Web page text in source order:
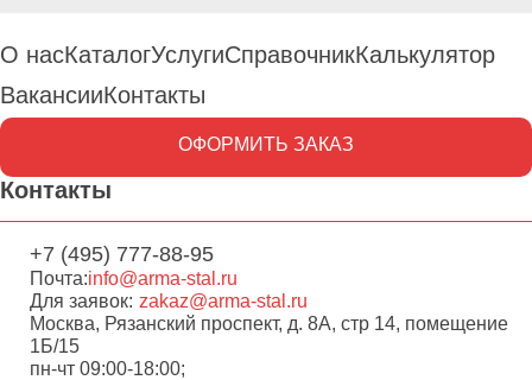
О насКаталогУслугиСправочникКалькулятор
ВакансииКонтакты
ОФОРМИТЬ ЗАКАЗ
Контакты
+7 (495) 777-88-95
Почта:info@arma-stal.ru
Для заявок: zakaz@arma-stal.ru
Москва, Рязанский проспект, д. 8А, стр 14, помещение
1Б/15
пн-чт 09:00-18:00;